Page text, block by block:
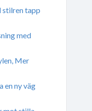
tapp
med
Mer
en ny väg